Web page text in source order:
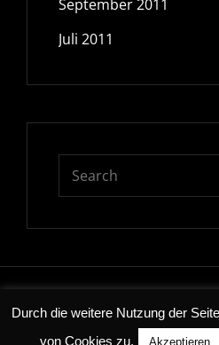
September 2011
Juli 2011
Copyright © 2026DSP
Photography By
Durch die weitere Nutzung der
von Cookies zu.
Akzeptieren